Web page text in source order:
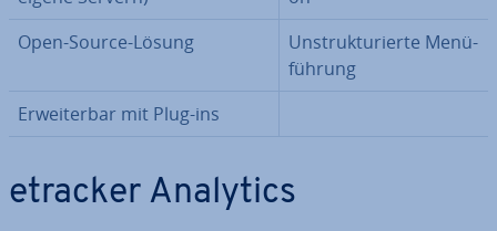
Open-Source-Lösung
Un­struk­tu­rier­te Me­nü­
füh­rung
Er­wei­ter­bar mit Plug-ins
etracker Analytics